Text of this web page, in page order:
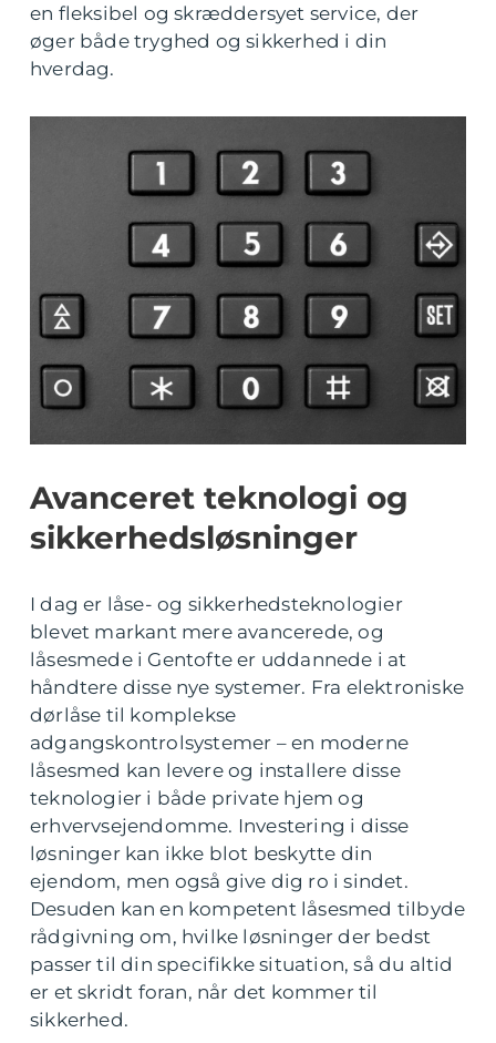
en fleksibel og skræddersyet service, der
øger både tryghed og sikkerhed i din
hverdag.
Avanceret teknologi og
sikkerhedsløsninger
I dag er låse- og sikkerhedsteknologier
blevet markant mere avancerede, og
låsesmede i Gentofte er uddannede i at
håndtere disse nye systemer. Fra elektroniske
dørlåse til komplekse
adgangskontrolsystemer – en moderne
låsesmed kan levere og installere disse
teknologier i både private hjem og
erhvervsejendomme. Investering i disse
løsninger kan ikke blot beskytte din
ejendom, men også give dig ro i sindet.
Desuden kan en kompetent låsesmed tilbyde
rådgivning om, hvilke løsninger der bedst
passer til din specifikke situation, så du altid
er et skridt foran, når det kommer til
sikkerhed.